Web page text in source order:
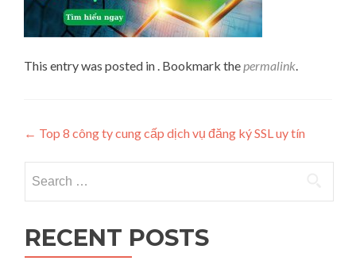
This entry was posted in . Bookmark thepermalink.
Post navigation
← Top 8 công ty cung cấp dịch vụ đăng ký SSL uy tín
RECENT POSTS